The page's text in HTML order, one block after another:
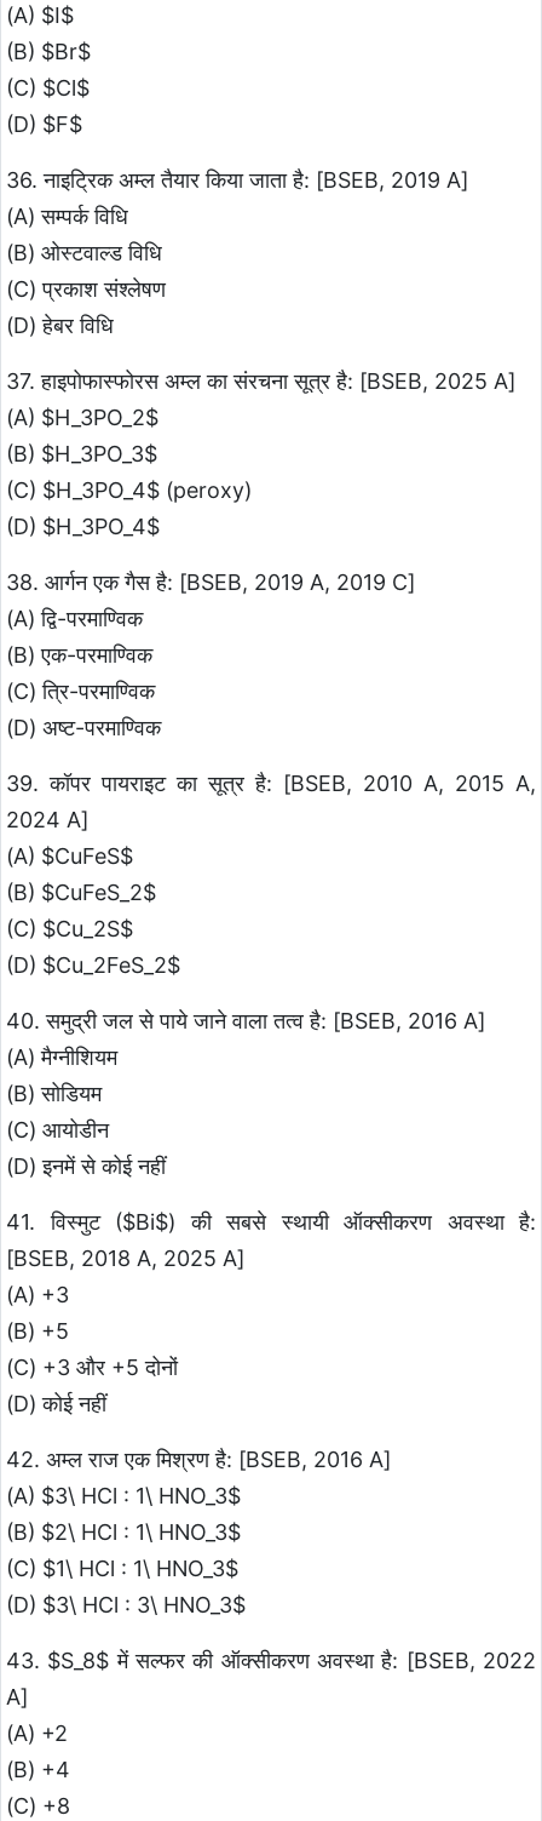
(A) $I$
(B) $Br$
(C) $Cl$
(D) $F$
36. नाइट्रिक अम्ल तैयार किया जाता है: [BSEB, 2019 A]
(A) सम्पर्क विधि
(B) ओस्टवाल्ड विधि
(C) प्रकाश संश्लेषण
(D) हेबर विधि
37. हाइपोफास्फोरस अम्ल का संरचना सूत्र है: [BSEB, 2025 A]
(A) $H_3PO_2$
(B) $H_3PO_3$
(C) $H_3PO_4$ (peroxy)
(D) $H_3PO_4$
38. आर्गन एक गैस है: [BSEB, 2019 A, 2019 C]
(A) द्वि-परमाण्विक
(B) एक-परमाण्विक
(C) त्रि-परमाण्विक
(D) अष्ट-परमाण्विक
39. कॉपर पायराइट का सूत्र है: [BSEB, 2010 A, 2015 A,
2024 A]
(A) $CuFeS$
(B) $CuFeS_2$
(C) $Cu_2S$
(D) $Cu_2FeS_2$
40. समुद्री जल से पाये जाने वाला तत्व है: [BSEB, 2016 A]
(A) मैग्नीशियम
(B) सोडियम
(C) आयोडीन
(D) इनमें से कोई नहीं
41. विस्मुट ($Bi$) की सबसे स्थायी ऑक्सीकरण अवस्था है:
[BSEB, 2018 A, 2025 A]
(A) +3
(B) +5
(C) +3 और +5 दोनों
(D) कोई नहीं
42. अम्ल राज एक मिश्रण है: [BSEB, 2016 A]
(A) $3\ HCl : 1\ HNO_3$
(B) $2\ HCl : 1\ HNO_3$
(C) $1\ HCl : 1\ HNO_3$
(D) $3\ HCl : 3\ HNO_3$
43. $S_8$ में सल्फर की ऑक्सीकरण अवस्था है: [BSEB, 2022
A]
(A) +2
(B) +4
(C) +8